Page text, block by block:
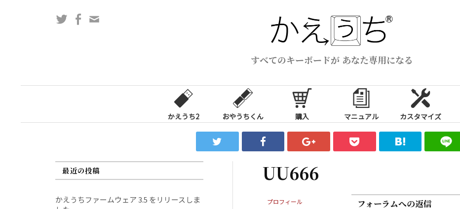
ス
すべてのキーボードが あなた専用になる
TwitterFacebook
かえうち2 おやうちくん 購入 マニュアル カスタマイズ
UU666
プロフィール
フォーラムへの返信
最近の投稿
かえうちファームウェア 3.5 をリリースしま